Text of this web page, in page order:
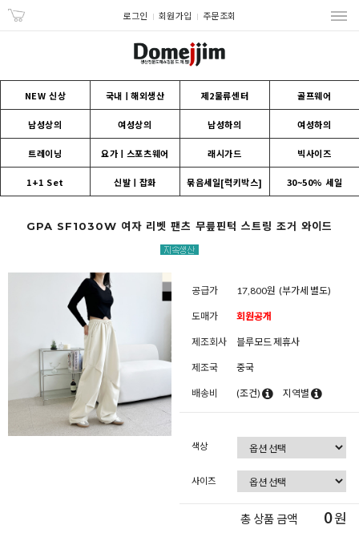
로그인 회원가입 주문조회
NEW 신상 국내ㅣ해외생산 제2물류센터 골프웨어
남성상의 여성상의 남성하의 여성하의
트레이닝 요가ㅣ스포츠웨어 래시가드 빅사이즈
1+1 Set 신발ㅣ잡화 묶음세일[럭키박스] 30~50% 세일
GPA SF1030W 여자 리벳 팬츠 무릎핀턱 스트링 조거 와이드
공급가 17,800원 (부가세 별도)
도매가 회원공개
제조회사 블루모드 제휴사
제조국 중국
배송비 (조건) 지역별
색상
사이즈
총 상품 금액 0원